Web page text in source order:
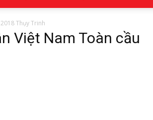
Thụy Trinh
Việt Nam Toàn cầu